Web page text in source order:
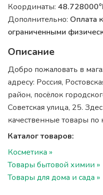
Координаты:
Дополнительно: Оплата
ограниченными
Описание
Добро пожаловать в
адресу: Россия,
район, посёлок
Советская улица, 25.
качественные товары
Каталог товаров:
Косметика »
Товары бытовой химии »
Товары для дома и сада »